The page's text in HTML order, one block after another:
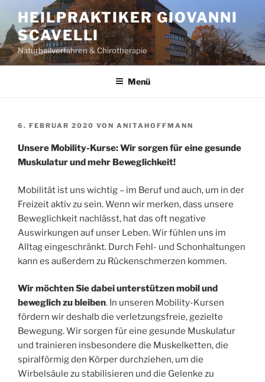
Inhalt
springen
HEILPRAKTIKER GIOVANNI
SCAVELLI
Naturheilverfahren & Chirotherapie
Menü
VERÖFFENTLICHT
6. FEBRUAR 2020 VON ANITAHOFFMANN
Unsere Mobility-Kurse: Wir sorgen für eine gesunde
Muskulatur und mehr Beweglichkeit!
Mobilität ist uns wichtig – im Beruf und auch, um in der
Freizeit aktiv zu sein. Wenn wir merken, dass unsere
Beweglichkeit nachlässt, hat das oft negative
Auswirkungen auf unser Leben. Wir fühlen uns im
Alltag eingeschränkt. Durch Fehl- und Schonhaltungen
kann es außerdem zu Rückenschmerzen kommen.
Wir möchten Sie dabei unterstützen mobil und
beweglich zu bleiben. In unseren Mobility-Kursen
fördern wir deshalb die verletzungsfreie, gezielte
Bewegung. Wir sorgen für eine gesunde Muskulatur
und trainieren insbesondere die Muskelketten, die
spiralförmig den Körper durchziehen, um die
Wirbelsäule zu stabilisieren und die Gelenke zu